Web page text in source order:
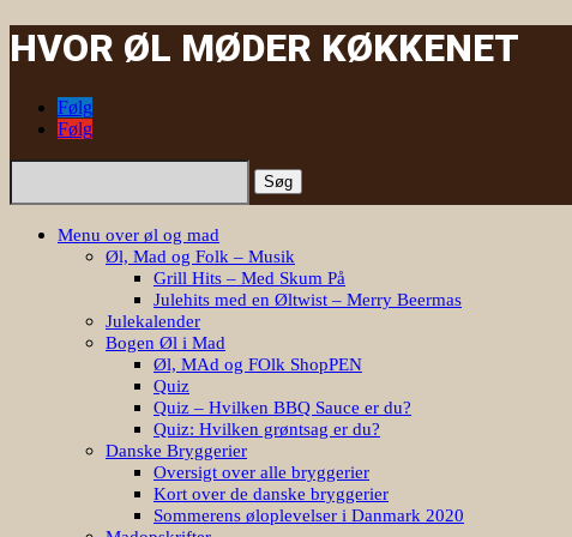
HVOR ØL MØDER KØKKENET
Følg
Følg
Søg
Menu over øl og mad
Øl, Mad og Folk – Musik
Grill Hits – Med Skum På
Julehits med en Øltwist – Merry Beermas
Julekalender
Bogen Øl i Mad
Øl, MAd og FOlk ShopPEN
Quiz
Quiz – Hvilken BBQ Sauce er du?
Quiz: Hvilken grøntsag er du?
Danske Bryggerier
Oversigt over alle bryggerier
Kort over de danske bryggerier
Sommerens øloplevelser i Danmark 2020